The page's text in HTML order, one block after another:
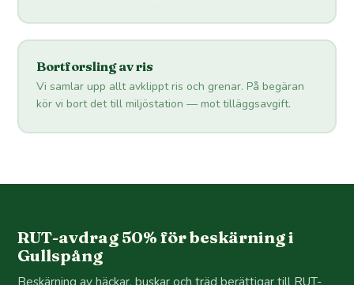
Bortforsling av ris
Vi samlar upp allt avklippt ris och grenar. På begäran
kör vi bort det till miljöstation — mot tilläggsavgift.
RUT-avdrag 50% för beskärning i
Gullspång
Beskärning av häckar, buskar och träd berättigar till RUT-